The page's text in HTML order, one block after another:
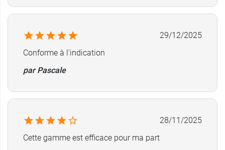
29/12/2025
Conforme à l'indication
par Pascale
28/11/2025
Cette gamme est efficace pour ma part